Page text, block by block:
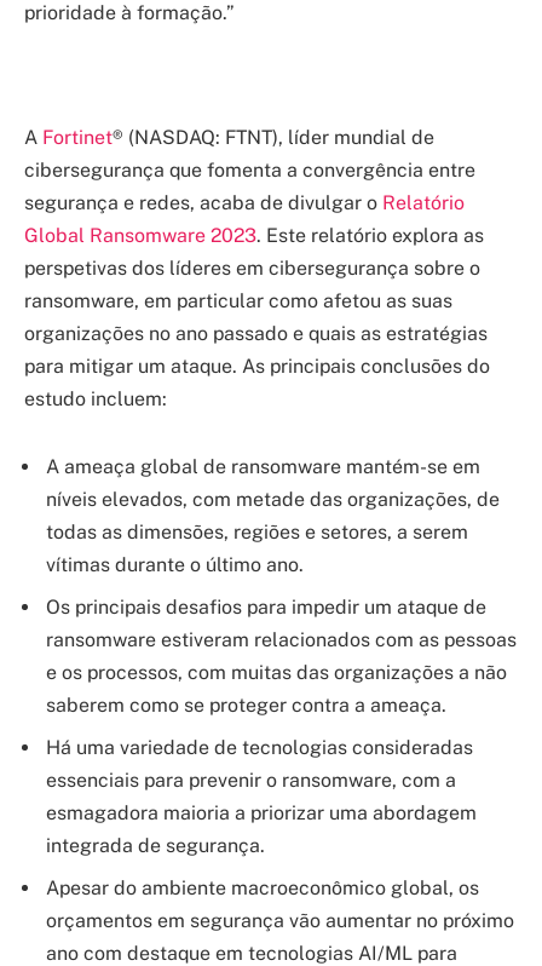
prioridade à formação.”
A Fortinet® (NASDAQ: FTNT), líder mundial de
cibersegurança que fomenta a convergência entre
segurança e redes, acaba de divulgar o Relatório
Global Ransomware 2023. Este relatório explora as
perspetivas dos líderes em cibersegurança sobre o
ransomware, em particular como afetou as suas
organizações no ano passado e quais as estratégias
para mitigar um ataque. As principais conclusões do
estudo incluem:
A ameaça global de ransomware mantém-se em
níveis elevados, com metade das organizações, de
todas as dimensões, regiões e setores, a serem
vítimas durante o último ano.
Os principais desafios para impedir um ataque de
ransomware estiveram relacionados com as pessoas
e os processos, com muitas das organizações a não
saberem como se proteger contra a ameaça.
Há uma variedade de tecnologias consideradas
essenciais para prevenir o ransomware, com a
esmagadora maioria a priorizar uma abordagem
integrada de segurança.
Apesar do ambiente macroeconômico global, os
orçamentos em segurança vão aumentar no próximo
ano com destaque em tecnologias AI/ML para